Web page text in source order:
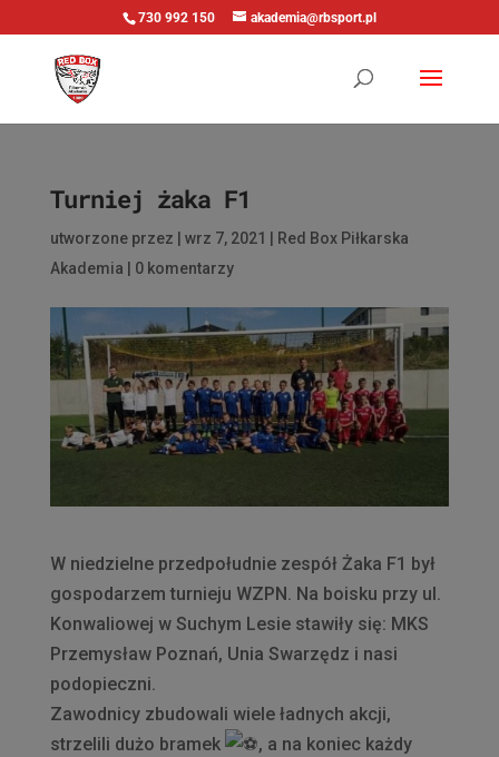
730 992 150 akademia@rbsport.pl
Turniej żaka F1
utworzone przez wrz 7, 2021
Red Box Piłkarska
Akademia
0 komentarzy
W niedzielne przedpołudnie zespół Żaka F1 był
gospodarzem turnieju WZPN. Na boisku przy ul.
Konwaliowej w Suchym Lesie stawiły się: MKS
Przemysław Poznań, Unia Swarzędz i nasi
podopieczni.
Zawodnicy zbudowali wiele ładnych akcji,
strzelili dużo bramek
, a na koniec każdy